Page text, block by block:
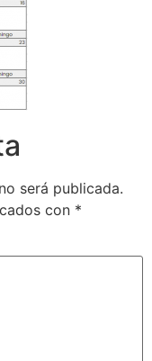
será publicada.
con *